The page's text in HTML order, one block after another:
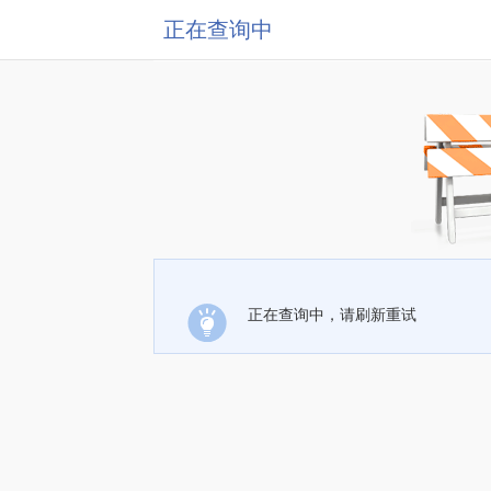
正在查询中
正在查询中，请刷新重试